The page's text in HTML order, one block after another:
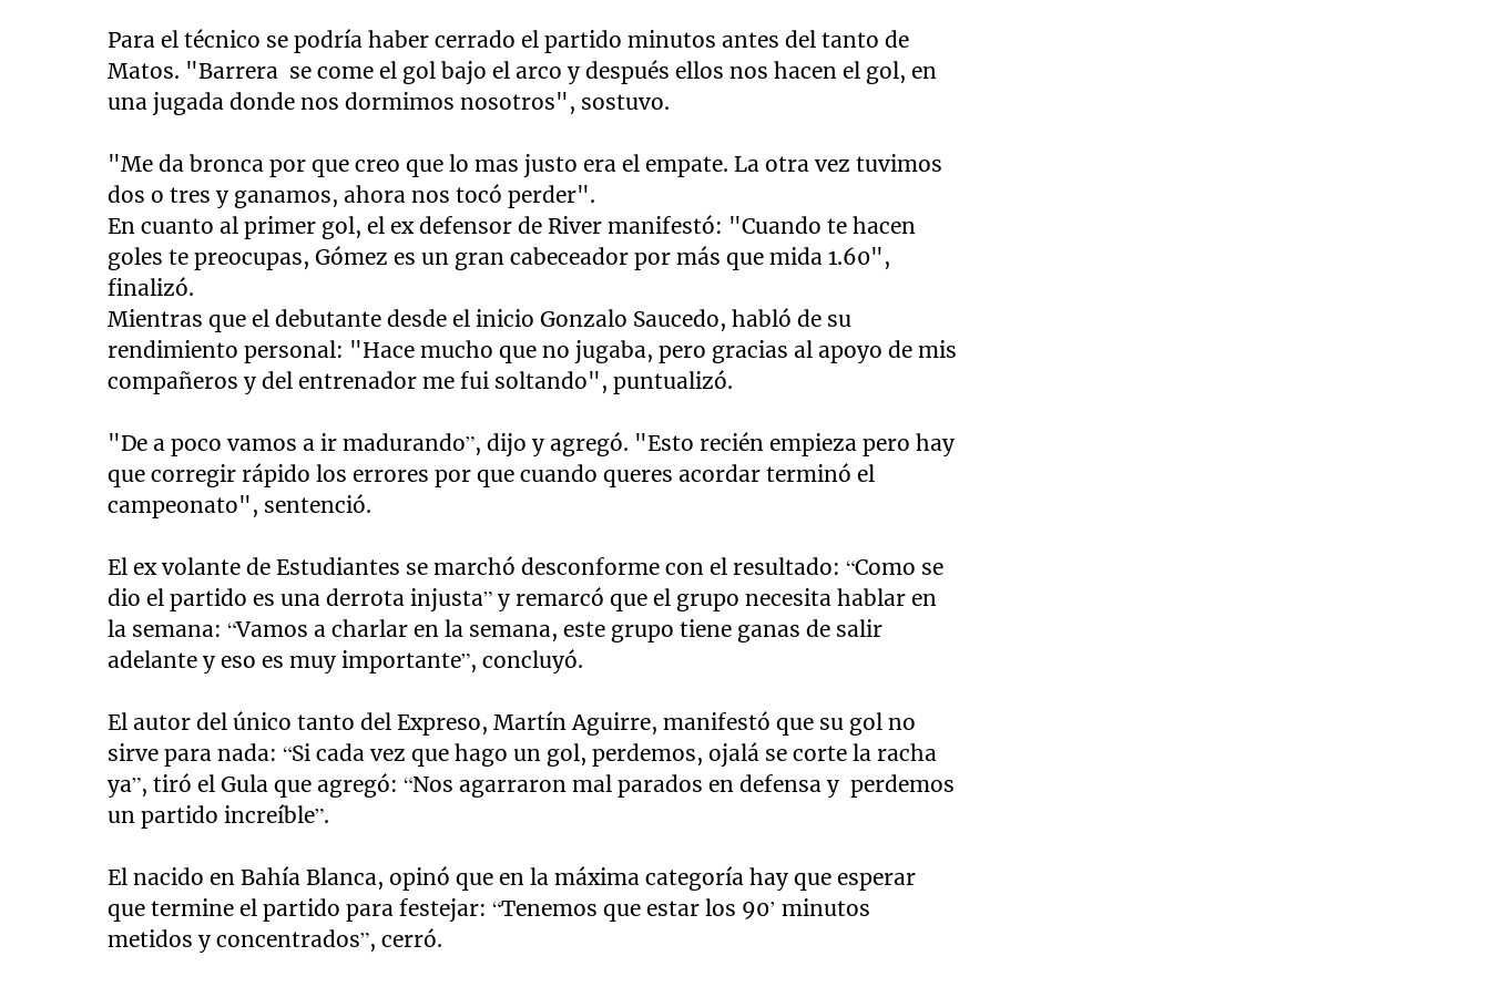
Para el técnico se podría haber cerrado el partido minutos antes del tanto de
Matos. "Barrera se come el gol bajo el arco y después ellos nos hacen el gol, en
una jugada donde nos dormimos nosotros", sostuvo.
"Me da bronca por que creo que lo mas justo era el empate. La otra vez tuvimos
dos o tres y ganamos, ahora nos tocó perder".
En cuanto al primer gol, el ex defensor de River manifestó: "Cuando te hacen
goles te preocupas, Gómez es un gran cabeceador por más que mida 1.60",
finalizó.
Mientras que el debutante desde el inicio Gonzalo Saucedo, habló de su
rendimiento personal: "Hace mucho que no jugaba, pero gracias al apoyo de mis
compañeros y del entrenador me fui soltando", puntualizó.
"De a poco vamos a ir madurando”, dijo y agregó. "Esto recién empieza pero hay
que corregir rápido los errores por que cuando queres acordar terminó el
campeonato", sentenció.
El ex volante de Estudiantes se marchó desconforme con el resultado: “Como se
dio el partido es una derrota injusta” y remarcó que el grupo necesita hablar en
la semana: “Vamos a charlar en la semana, este grupo tiene ganas de salir
adelante y eso es muy importante”, concluyó.
El autor del único tanto del Expreso, Martín Aguirre, manifestó que su gol no
sirve para nada: “Si cada vez que hago un gol, perdemos, ojalá se corte la racha
ya”, tiró el Gula que agregó: “Nos agarraron mal parados en defensa y perdemos
un partido increíble”.
El nacido en Bahía Blanca, opinó que en la máxima categoría hay que esperar
que termine el partido para festejar: “Tenemos que estar los 90’ minutos
metidos y concentrados”, cerró.